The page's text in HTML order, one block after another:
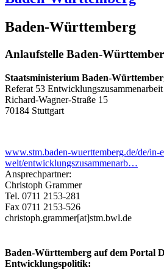
Baden-Württemberg
Anlaufstelle Baden-
Staatsministerium Baden-
Referat 53 Entwicklungszusammenarbeit
Richard-Wagner-Straße 15
70184 Stuttgart
www.stm.baden-wuerttemberg.de/de/in-
welt/entwicklungszusammenarb…
Ansprechpartner:
Christoph Grammer
Tel. 0711 2153-281
Fax 0711 2153-526
christoph.grammer[at]stm.bwl.de
Baden-Württemberg auf dem Portal
Entwicklungspolitik: